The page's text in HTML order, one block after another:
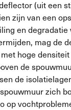
(uit een
zijn van een
en
mag de
hoge densiteit
de
de
zich
op